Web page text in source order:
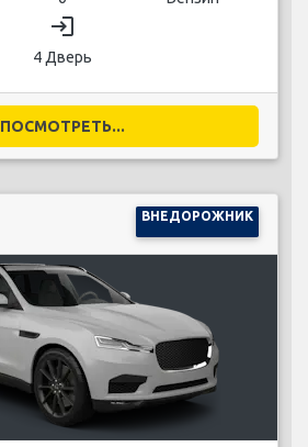
login
4 Дверь
ПОСМОТРЕТЬ...
ВНЕДОРОЖНИК